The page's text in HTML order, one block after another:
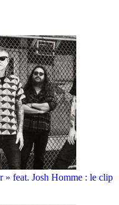
» feat. Josh Homme : le clip